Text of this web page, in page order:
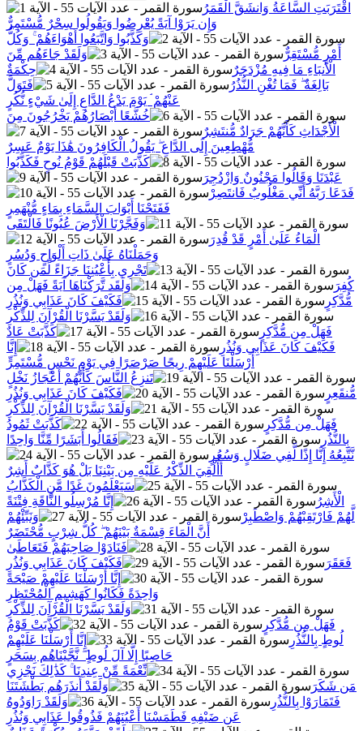
اقْتَرَبَتِ السَّاعَةُ وَانشَقَّ الْقَمَرُ
وَإِن يَرَوْا آيَةً يُعْرِضُوا وَيَقُولُوا سِحْرٌ مُّسْتَمِرٌّ
وَكَذَّبُوا وَاتَّبَعُوا أَهْوَاءَهُمْ ۚ وَكُلُّ
أَمْرٍ مُّسْتَقِرٌّ
وَلَقَدْ جَاءَهُم مِّنَ
الْأَنبَاءِ مَا فِيهِ مُزْدَجَرٌ
حِكْمَةٌ
بَالِغَةٌ ۖ فَمَا تُغْنِ النُّذُرُ
فَتَوَلَّ
عَنْهُمْ ۘ يَوْمَ يَدْعُ الدَّاعِ إِلَىٰ شَيْءٍ نُّكُرٍ
خُشَّعًا أَبْصَارُهُمْ يَخْرُجُونَ مِنَ
الْأَجْدَاثِ كَأَنَّهُمْ جَرَادٌ مُّنتَشِرٌ
مُّهْطِعِينَ إِلَى الدَّاعِ ۖ يَقُولُ الْكَافِرُونَ هَٰذَا يَوْمٌ عَسِرٌ
كَذَّبَتْ قَبْلَهُمْ قَوْمُ نُوحٍ فَكَذَّبُوا
عَبْدَنَا وَقَالُوا مَجْنُونٌ وَازْدُجِرَ
فَدَعَا رَبَّهُ أَنِّي مَغْلُوبٌ فَانتَصِرْ
فَفَتَحْنَا أَبْوَابَ السَّمَاءِ بِمَاءٍ مُّنْهَمِرٍ
وَفَجَّرْنَا الْأَرْضَ عُيُونًا فَالْتَقَى
الْمَاءُ عَلَىٰ أَمْرٍ قَدْ قُدِرَ
وَحَمَلْنَاهُ عَلَىٰ ذَاتِ أَلْوَاحٍ وَدُسُرٍ
تَجْرِي بِأَعْيُنِنَا جَزَاءً لِّمَن كَانَ
كُفِرَ
وَلَقَد تَّرَكْنَاهَا آيَةً فَهَلْ مِن
مُّدَّكِرٍ
فَكَيْفَ كَانَ عَذَابِي وَنُذُرِ
وَلَقَدْ يَسَّرْنَا الْقُرْآنَ لِلذِّكْرِ
فَهَلْ مِن مُّدَّكِرٍ
كَذَّبَتْ عَادٌ
فَكَيْفَ كَانَ عَذَابِي وَنُذُرِ
إِنَّا
أَرْسَلْنَا عَلَيْهِمْ رِيحًا صَرْصَرًا فِي يَوْمِ نَحْسٍ مُّسْتَمِرٍّ
تَنزِعُ النَّاسَ كَأَنَّهُمْ أَعْجَازُ نَخْلٍ
مُّنقَعِرٍ
فَكَيْفَ كَانَ عَذَابِي وَنُذُرِ
وَلَقَدْ يَسَّرْنَا الْقُرْآنَ لِلذِّكْرِ
فَهَلْ مِن مُّدَّكِرٍ
كَذَّبَتْ ثَمُودُ
بِالنُّذُرِ
فَقَالُوا أَبَشَرًا مِّنَّا وَاحِدًا
نَّتَّبِعُهُ إِنَّا إِذًا لَّفِي ضَلَالٍ وَسُعُرٍ
أَأُلْقِيَ الذِّكْرُ عَلَيْهِ مِن بَيْنِنَا بَلْ هُوَ كَذَّابٌ أَشِرٌ
سَيَعْلَمُونَ غَدًا مَّنِ الْكَذَّابُ
الْأَشِرُ
إِنَّا مُرْسِلُو النَّاقَةِ فِتْنَةً
لَّهُمْ فَارْتَقِبْهُمْ وَاصْطَبِرْ
وَنَبِّئْهُمْ
أَنَّ الْمَاءَ قِسْمَةٌ بَيْنَهُمْ ۖ كُلُّ شِرْبٍ مُّحْتَضَرٌ
فَنَادَوْا صَاحِبَهُمْ فَتَعَاطَىٰ
فَعَقَرَ
فَكَيْفَ كَانَ عَذَابِي وَنُذُرِ
إِنَّا أَرْسَلْنَا عَلَيْهِمْ صَيْحَةً
وَاحِدَةً فَكَانُوا كَهَشِيمِ الْمُحْتَظِرِ
وَلَقَدْ يَسَّرْنَا الْقُرْآنَ لِلذِّكْرِ
فَهَلْ مِن مُّدَّكِرٍ
كَذَّبَتْ قَوْمُ
لُوطٍ بِالنُّذُرِ
إِنَّا أَرْسَلْنَا عَلَيْهِمْ
حَاصِبًا إِلَّا آلَ لُوطٍ ۖ نَّجَّيْنَاهُم بِسَحَرٍ
نِّعْمَةً مِّنْ عِندِنَا ۚ كَذَٰلِكَ نَجْزِي
مَن شَكَرَ
وَلَقَدْ أَنذَرَهُم بَطْشَتَنَا
فَتَمَارَوْا بِالنُّذُرِ
وَلَقَدْ رَاوَدُوهُ
عَن ضَيْفِهِ فَطَمَسْنَا أَعْيُنَهُمْ فَذُوقُوا عَذَابِي وَنُذُرِ